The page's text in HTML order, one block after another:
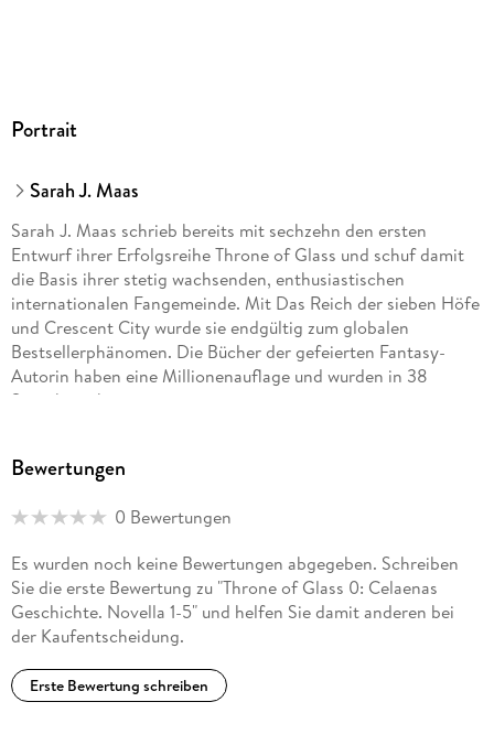
Portrait
Sarah J. Maas
Sarah J. Maas schrieb bereits mit sechzehn den ersten
Entwurf ihrer Erfolgsreihe Throne of Glass und schuf damit
die Basis ihrer stetig wachsenden, enthusiastischen
internationalen Fangemeinde. Mit Das Reich der sieben Höfe
und Crescent City wurde sie endgültig zum globalen
Bestsellerphänomen. Die Bücher der gefeierten Fantasy-
Autorin haben eine Millionenauflage und wurden in 38
Sprachen übersetzt.
Bewertungen
0 Bewertungen
Es wurden noch keine Bewertungen abgegeben. Schreiben
Sie die erste Bewertung zu "Throne of Glass 0: Celaenas
Geschichte. Novella 1-5" und helfen Sie damit anderen bei
der Kaufentscheidung.
Erste Bewertung schreiben